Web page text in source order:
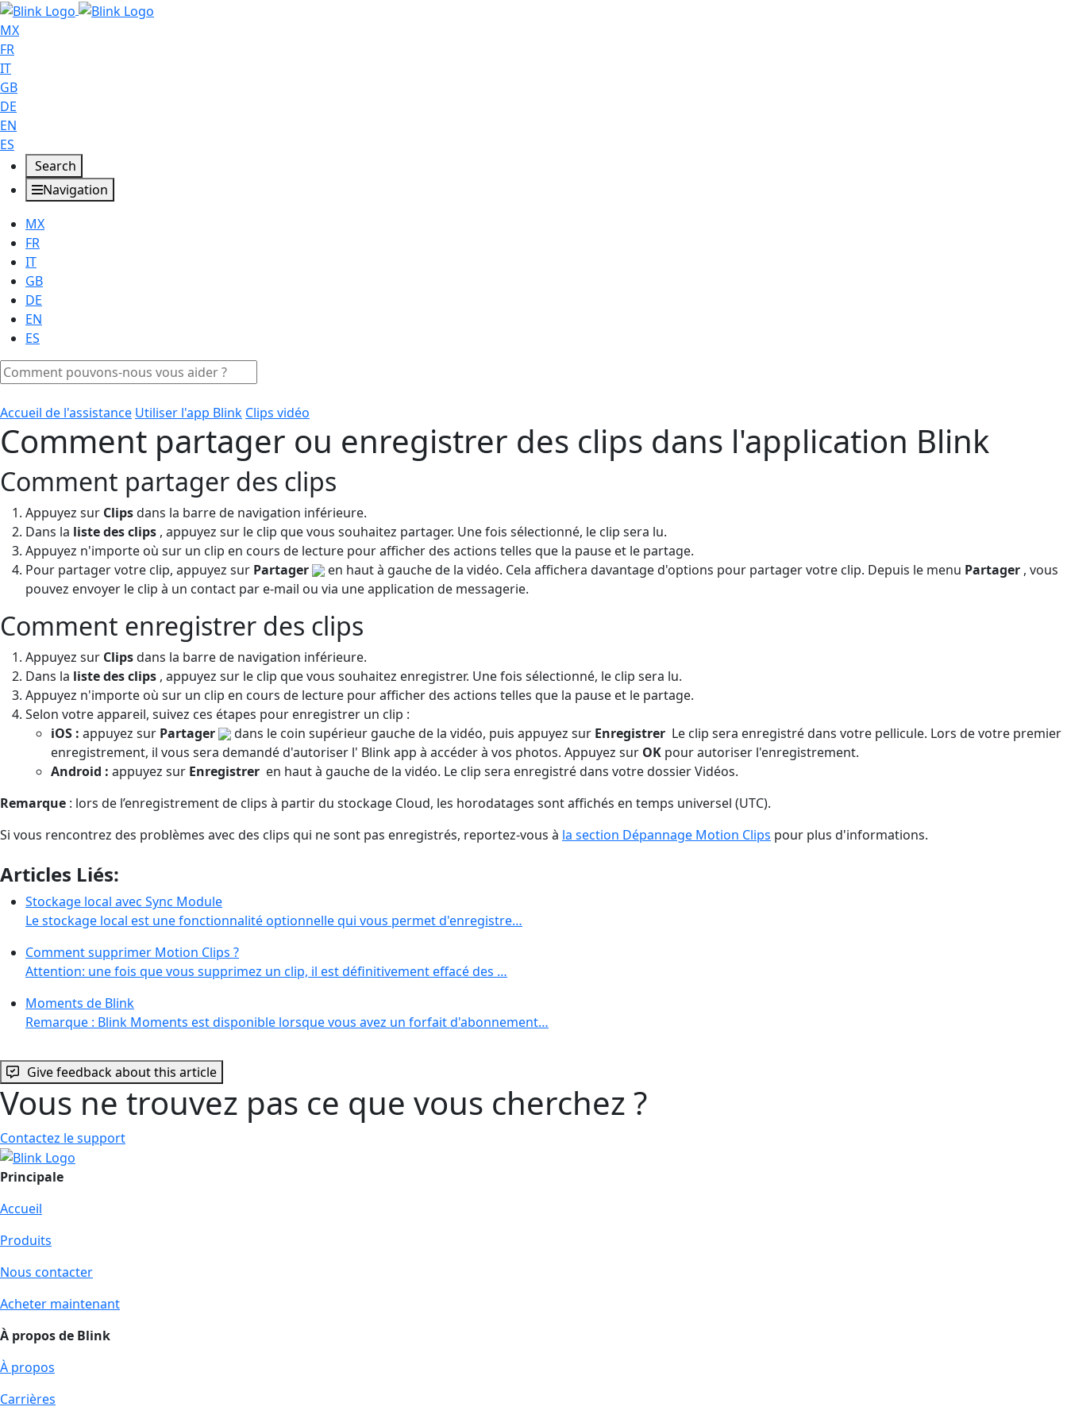
MX
FR
IT
GB
DE
EN
ES
Search
Navigation
MX
FR
IT
GB
DE
EN
ES
Accueil de l'assistance Utiliser l'app Blink Clips vidéo
Comment partager ou enregistrer des clips dans l'application Blink
Comment partager des clips
Appuyez sur Clipsdans la barre de navigation inférieure.
Dans la liste des clips , appuyez sur le clip que vous souhaitez partager. Une fois sélectionné, le clip sera lu.
Appuyez n'importe où sur un clip en cours de lecture pour afficher des actions telles que la pause et le partage.
Pour partager votre clip, appuyez sur Partager en haut à gauche de la vidéo. Cela affichera davantage d'options pour partager votre clip. Depuis le menu Partager , vous
pouvez envoyer le clip à un contact par e-mail ou via une application de messagerie.
Comment enregistrer des clips
Appuyez sur Clipsdans la barre de navigation inférieure.
Dans la liste des clips , appuyez sur le clip que vous souhaitez enregistrer. Une fois sélectionné, le clip sera lu.
Appuyez n'importe où sur un clip en cours de lecture pour afficher des actions telles que la pause et le partage.
Selon votre appareil, suivez ces étapes pour enregistrer un clip :
iOS : appuyez sur Partager dans le coin supérieur gauche de la vidéo, puis appuyez sur Enregistrer Le clip sera enregistré dans votre pellicule. Lors de votre premier
enregistrement, il vous sera demandé d'autoriser l' Blink app à accéder à vos photos. Appuyez sur OK pour autoriser l'enregistrement.
Android : appuyez sur Enregistrer en haut à gauche de la vidéo. Le clip sera enregistré dans votre dossier Vidéos.
Remarque : lors de l’enregistrement de clips à partir du stockage Cloud, les horodatages sont affichés en temps universel (UTC).
Si vous rencontrez des problèmes avec des clips qui ne sont pas enregistrés, reportez-vous à la section Dépannage Motion Clips pour plus d'informations.
Articles Liés:
Stockage local avec Sync Module
Le stockage local est une fonctionnalité optionnelle qui vous permet d'enregistre…
Comment supprimer Motion Clips ?
Attention: une fois que vous supprimez un clip, il est définitivement effacé des …
Moments de Blink
Remarque : Blink Moments est disponible lorsque vous avez un forfait d'abonnement…
Give feedback about this article
Vous ne trouvez pas ce que vous cherchez ?
Contactez le support
Principale
Accueil
Produits
Nous contacter
Acheter maintenant
À propos de Blink
À propos
Carrières